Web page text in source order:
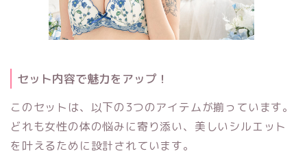
セット内容で魅力をアップ！
このセットは、以下の3つのアイテムが揃っています。
どれも女性の体の悩みに寄り添い、美しいシルエット
を叶えるために設計されています。